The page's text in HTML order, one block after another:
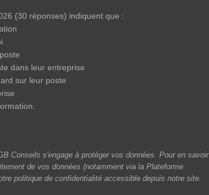
(30 réponses) indiquent que :
dans leur entreprise
sur leur poste
Conseils s'engage à protéger vos données. Pour en savoir
de vos données (notamment via la Plateforme
politique de confidentialité accessible depuis notre site.